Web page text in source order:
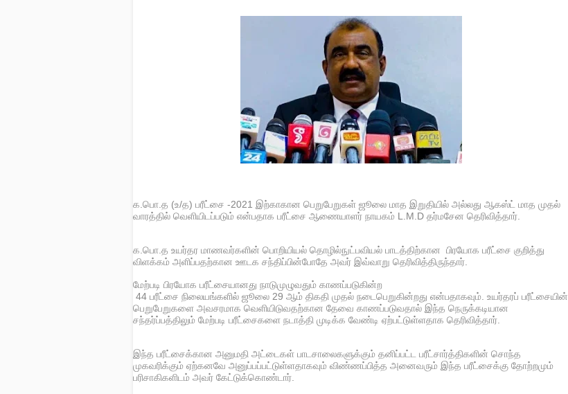
க.பொ.த (உ/த) பரீட்சை -2021 இற்காகான பெறுபேறுகள் ஜூலை மாத இறுதியில் அல்லது ஆகஸ்ட் மாத முதல்
வாரத்தில் வெளியிடப்படும் என்பதாக பரீட்சை ஆணையாளர் நாயகம் L.M.D தர்மசேன தெரிவித்தார்.
க.பொ.த உயர்தர மாணவர்களின் பொறியியல் தொழில்நுட்பவியல் பாடத்திற்கான பிரயோக பரீட்சை குறித்து
விளக்கம் அளிப்பதற்கான ஊடக சந்திப்பின்போதே அவர் இவ்வாறு தெரிவித்திருந்தார்.
மேற்படி பிரயோக பரீட்சையானது நாடுமுழுவதும் காணப்படுகின்ற
44 பரீட்சை நிலையங்களில் ஜூலை 29 ஆம் திகதி முதல் நடைபெறுகின்றது என்பதாகவும். உயர்தரப் பரீட்சையின்
பெறுபேறுகளை அவசரமாக வெளியிடுவதற்கான தேவை காணப்படுவதால் இந்த நெருக்கடியான
சந்தர்ப்பத்திலும் மேற்படி பரீட்சைகளை நடாத்தி முடிக்க வேண்டி ஏற்பட்டுள்ளதாக தெரிவித்தார்.
இந்த பரீட்சைக்கான அனுமதி அட்டைகள் பாடசாலைகளுக்கும் தனிப்பட்ட பரீட்சார்த்திகளின் சொந்த
முகவரிக்கும் ஏற்கனவே அனுப்பப்பட்டுள்ளதாகவும் விண்ணப்பித்த அனைவரும் இந்த பரீட்சைக்கு தோற்றமும்
பரிசாகிகளிடம் அவர் கேட்டுக்கொண்டார்.